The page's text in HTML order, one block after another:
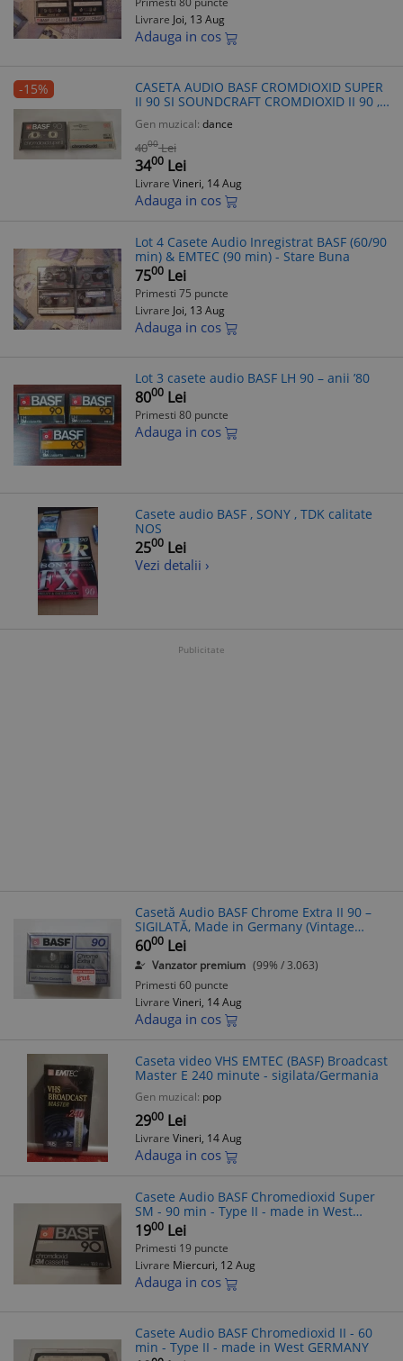
Livrare Joi, 13 Aug
Adauga in cos
-15%
CASETA AUDIO BASF CROMDIOXID SUPER
II 90 SI SOUNDCRAFT CROMDIOXID II 90 ,
TOTAL 2 CASETE .
Gen muzical: dance
4000 Lei
3400 Lei
Livrare Vineri, 14 Aug
Adauga in cos
Lot 4 Casete Audio Inregistrat BASF (60/90
min) & EMTEC (90 min) - Stare Buna
7500 Lei
Primesti 75 puncte
Livrare Joi, 13 Aug
Adauga in cos
Lot 3 casete audio BASF LH 90 – anii ’80
8000 Lei
Primesti 80 puncte
Adauga in cos
Casete audio BASF , SONY , TDK calitate
NOS
2500 Lei
Vezi detalii ›
Publicitate
Casetă Audio BASF Chrome Extra II 90 –
SIGILATĂ, Made in Germany (Vintage
Edition)
6000 Lei
Vanzator premium (99% / 3.063)
Primesti 60 puncte
Livrare Vineri, 14 Aug
Adauga in cos
Caseta video VHS EMTEC (BASF) Broadcast
Master E 240 minute - sigilata/Germania
Gen muzical: pop
2900 Lei
Livrare Vineri, 14 Aug
Adauga in cos
Casete Audio BASF Chromedioxid Super
SM - 90 min - Type II - made in West
GERMANY
1900 Lei
Primesti 19 puncte
Livrare Miercuri, 12 Aug
Adauga in cos
Casete Audio BASF Chromedioxid II - 60
min - Type II - made in West GERMANY